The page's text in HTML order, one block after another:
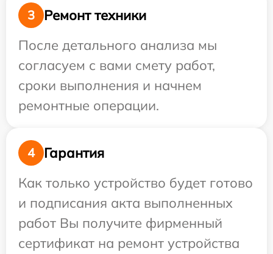
3
Ремонт техники
После детального анализа мы
согласуем с вами смету работ,
сроки выполнения и начнем
ремонтные операции.
4
Гарантия
Как только устройство будет готово
и подписания акта выполненных
работ Вы получите фирменный
сертификат на ремонт устройства